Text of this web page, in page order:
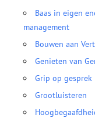
Baas in eigen
management
Bouwen aan
Genieten van
Grip op gesprek
Grootluisteren